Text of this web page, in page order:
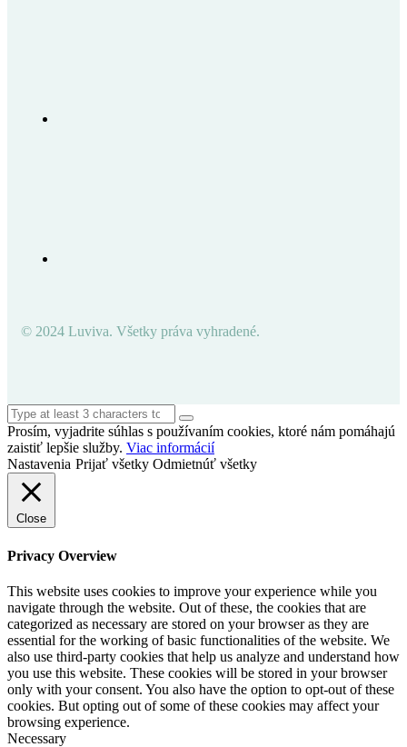
© 2024 Luviva. Všetky práva vyhradené.
Prosím, vyjadrite súhlas s používaním cookies, ktoré nám pomáhajú
zaistiť lepšie služby. Viac informácií
Nastavenia Prijať všetky Odmietnúť všetky
Close
Privacy Overview
This website uses cookies to improve your experience while you
navigate through the website. Out of these, the cookies that are
categorized as necessary are stored on your browser as they are
essential for the working of basic functionalities of the website. We
also use third-party cookies that help us analyze and understand how
you use this website. These cookies will be stored in your browser
only with your consent. You also have the option to opt-out of these
cookies. But opting out of some of these cookies may affect your
browsing experience.
Necessary